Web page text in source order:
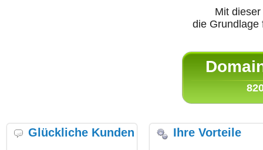
Mit
die
Glückliche Kunden Ihre Vorteile